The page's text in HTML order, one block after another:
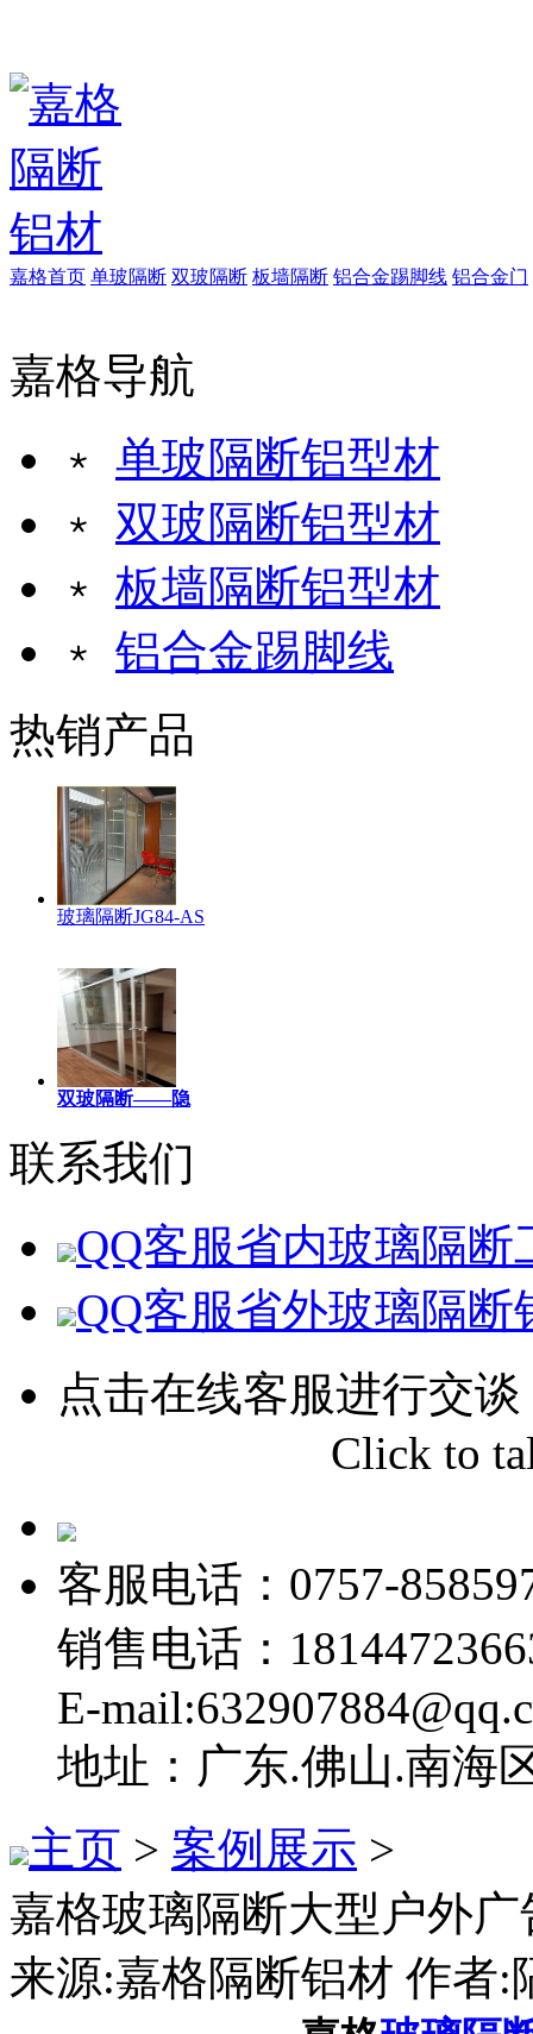
嘉格首页 单玻隔断 双玻隔断 板墙隔断 铝合金踢脚线 铝合金门
嘉格导航
﹡ 单玻隔断铝型材
﹡ 双玻隔断铝型材
﹡ 板墙隔断铝型材
﹡ 铝合金踢脚线
热销产品
玻璃隔断JG84-AS
双玻隔断——隐
联系我们
QQ客服省内玻璃隔断
QQ客服省外玻璃隔断
点击在线客服进行交谈
Click to
客服电话：0757-
销售电话：
E-
地址：广东.佛山.南海
主页 > 案例展示 >
嘉格玻璃隔断大型户外广
来源:嘉格隔断铝材 作者: